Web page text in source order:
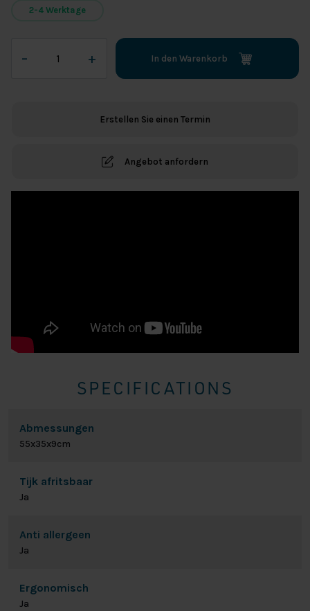
2-4 Werktage
–
LINE
+ In den Warenkorb
Erstellen Sie einen Termin
Angebot anfordern
SPECIFICATIONS
Abmessungen
55x35x9cm
Tijk afritsbaar
Ja
Anti allergeen
Ja
Ergonomisch
Ja